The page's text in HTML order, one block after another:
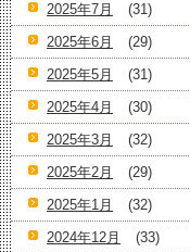
2025年7月
(31)
2025年6月
(29)
2025年5月
(31)
2025年4月
(30)
2025年3月
(32)
2025年2月
(29)
2025年1月
(32)
2024年12月
(33)